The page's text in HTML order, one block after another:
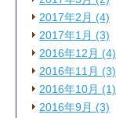
2017年2月 (4)
2017年1月 (3)
2016年12月 (4)
2016年11月 (3)
2016年10月 (1)
2016年9月 (3)